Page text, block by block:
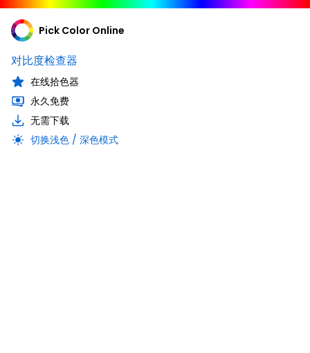
Pick Color Online
对比度检查器
在线拾色器
永久免费
无需下载
切换浅色 / 深色模式